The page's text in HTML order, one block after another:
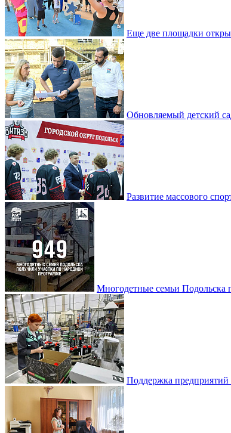
Еще две площадки
Обновляемый детский
Развитие массового
Многодетные семьи Подольска
Поддержка предприятий